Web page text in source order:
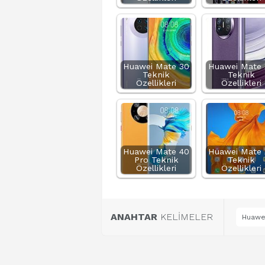
Huawei Mate 30
Teknik
Özellikleri
Huawei Mate
Teknik
Özellikleri
Huawei Mate 40
Pro Teknik
Özellikleri
Huawei Mate
Teknik
Özellikleri
ANAHTAR KELİMELER